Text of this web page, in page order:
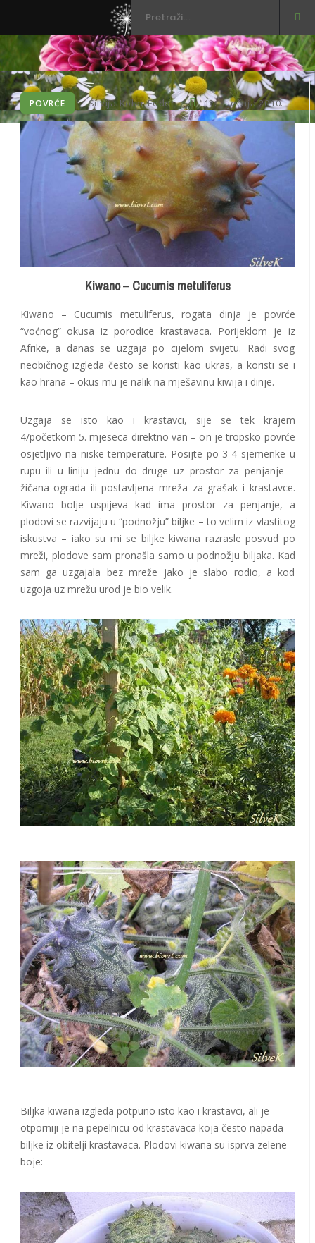
POVRĆE Silvija Kolar-Fodor 12. siječnja 2010.
Kiwano – Cucumis metuliferus
Kiwano – Cucumis metuliferus, rogata dinja je povrće
“voćnog” okusa iz porodice krastavaca. Porijeklom je iz
Afrike, a danas se uzgaja po cijelom svijetu. Radi svog
neobičnog izgleda često se koristi kao ukras, a koristi se i
kao hrana – okus mu je nalik na mješavinu kiwija i dinje.
Uzgaja se isto kao i krastavci, sije se tek krajem
4/početkom 5. mjeseca direktno van – on je tropsko povrće
osjetljivo na niske temperature. Posijte po 3-4 sjemenke u
rupu ili u liniju jednu do druge uz prostor za penjanje –
žičana ograda ili postavljena mreža za grašak i krastavce.
Kiwano bolje uspijeva kad ima prostor za penjanje, a
plodovi se razvijaju u “podnožju” biljke – to velim iz vlastitog
iskustva – iako su mi se biljke kiwana razrasle posvud po
mreži, plodove sam pronašla samo u podnožju biljaka. Kad
sam ga uzgajala bez mreže jako je slabo rodio, a kod
uzgoja uz mrežu urod je bio velik.
Biljka kiwana izgleda potpuno isto kao i krastavci, ali je
otporniji je na pepelnicu od krastavaca koja često napada
biljke iz obitelji krastavaca. Plodovi kiwana su isprva zelene
boje: